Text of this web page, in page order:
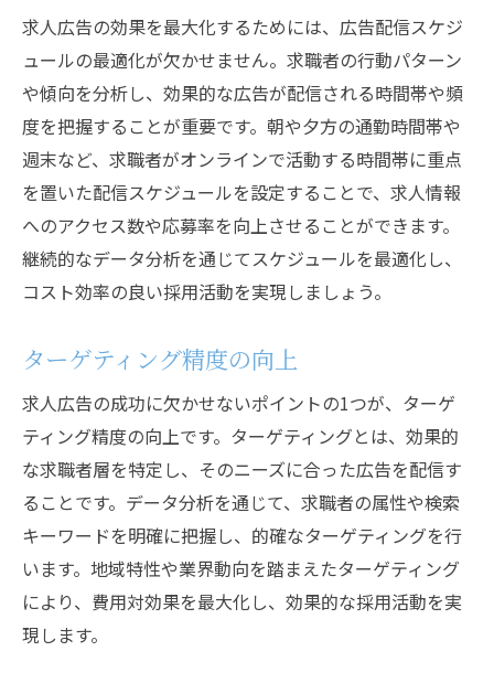
求人広告の効果を最大化するためには、広告配信スケジ
ュールの最適化が欠かせません。求職者の行動パターン
や傾向を分析し、効果的な広告が配信される時間帯や頻
度を把握することが重要です。朝や夕方の通勤時間帯や
週末など、求職者がオンラインで活動する時間帯に重点
を置いた配信スケジュールを設定することで、求人情報
へのアクセス数や応募率を向上させることができます。
継続的なデータ分析を通じてスケジュールを最適化し、
コスト効率の良い採用活動を実現しましょう。
ターゲティング精度の向上
求人広告の成功に欠かせないポイントの1つが、ターゲ
ティング精度の向上です。ターゲティングとは、効果的
な求職者層を特定し、そのニーズに合った広告を配信す
ることです。データ分析を通じて、求職者の属性や検索
キーワードを明確に把握し、的確なターゲティングを行
います。地域特性や業界動向を踏まえたターゲティング
により、費用対効果を最大化し、効果的な採用活動を実
現します。